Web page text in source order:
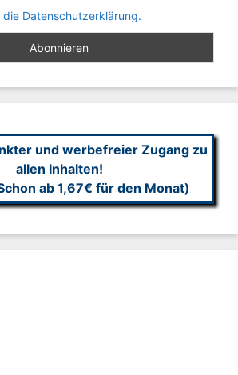
Datenschutzerklärung.
und werbefreier Zugang zu
allen Inhalten!
ab 1,67€ für den Monat)